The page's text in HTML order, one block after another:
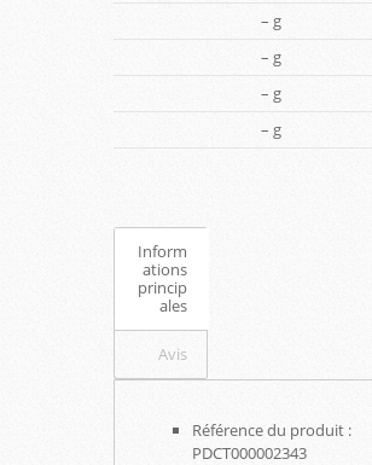
– g
– g
– g
– g
Inform
ations
princip
ales
Avis
Référence du produit :
PDCT000002343